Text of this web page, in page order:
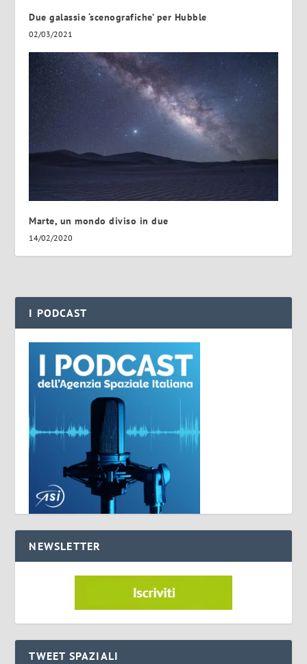
Due galassie ‘scenografiche’ per Hubble
02/03/2021
Marte, un mondo diviso in due
14/02/2020
I PODCAST
NEWSLETTER
TWEET SPAZIALI